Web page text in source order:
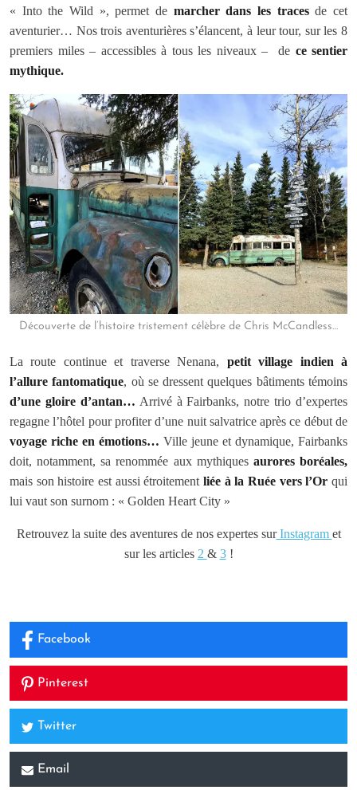
« Into the Wild », permet de marcher dans les tracesde cet
aventurier… Nos trois aventurières s’élancent, à leur tour, sur les 8
premiers miles – accessibles à tous les niveaux – de ce sentier
mythique.
Découverte de l’histoire tristement célèbre de Chris McCandless…
La route continue et traverse Nenana, petit village indien à
l’allure fantomatique, où se dressent quelques bâtiments témoins
d’une gloire d’antan… Arrivé à Fairbanks, notre trio d’expertes
regagne l’hôtel pour profiter d’une nuit salvatrice après ce début de
voyage riche en émotions… Ville jeune et dynamique, Fairbanks
doit, notamment, sa renommée aux mythiques aurores boréales,
mais son histoire est aussi étroitement liée à la Ruée vers l’Or qui
lui vaut son surnom : « Golden Heart City »
Retrouvez la suite des aventures de nos expertes surInstagram et
sur les articles 2 & 3!
Facebook
Pinterest
Twitter
Email